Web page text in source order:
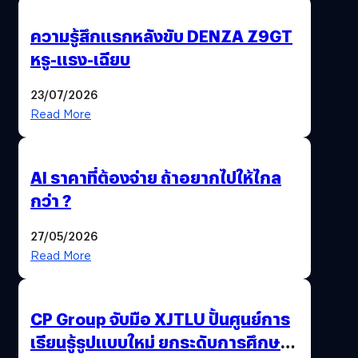
ความรู้สึกแรกหลังขับ DENZA Z9GT
หรู-แรง-เฉียบ
23/07/2026
Read More
AI ราคาที่ต้องจ่าย ถ้าอยากไปให้ไกล
กว่า ?
27/05/2026
Read More
CP Group จับมือ XJTLU ปั้นศูนย์การ
เรียนรู้รูปแบบใหม่ ยกระดับการศึกษา